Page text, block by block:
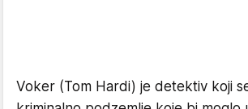
Voker (Tom Hardi) je detektiv koji